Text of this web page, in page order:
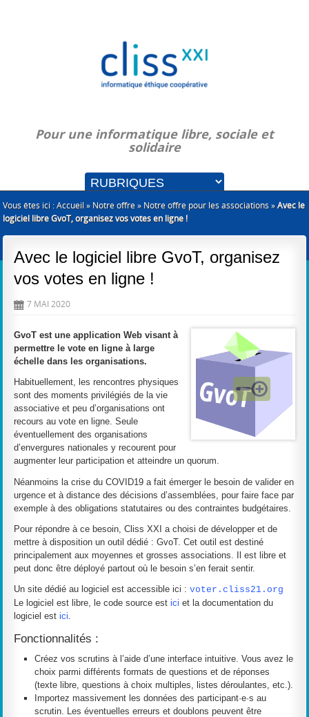
Pour une informatique libre, sociale et
solidaire
Vous êtes ici :Accueil » Notre offre » Notre offre pour les associations »Avec le
logiciel libre GvoT, organisez vos votes en ligne !
Avec le logiciel libre GvoT, organisez
vos votes en ligne !
D 7 MAI 2020
GvoT est une application Web visant à
permettre le vote en ligne à large
échelle dans les organisations.
Habituellement, les rencontres physiques
sont des moments privilégiés de la vie
associative et peu d’organisations ont
recours au vote en ligne. Seule
éventuellement des organisations
d’envergures nationales y recourent pour
augmenter leur participation et atteindre un quorum.
Néanmoins la crise du COVID19 a fait émerger le besoin de valider en
urgence et à distance des décisions d’assemblées, pour faire face par
exemple à des obligations statutaires ou des contraintes budgétaires.
Pour répondre à ce besoin, Cliss XXI a choisi de développer et de
mettre à disposition un outil dédié : GvoT. Cet outil est destiné
principalement aux moyennes et grosses associations. Il est libre et
peut donc être déployé partout où le besoin s’en ferait sentir.
Un site dédié au logiciel est accessible ici :voter.cliss21.org
Le logiciel est libre, le code source estici et la documentation du
logiciel estici.
Fonctionnalités :
Créez vos scrutins à l’aide d’une interface intuitive. Vous avez le
choix parmi différents formats de questions et de réponses
(texte libre, questions à choix multiples, listes déroulantes, etc.).
Importez massivement les données des participant·e·s au
scrutin. Les éventuelles erreurs et doublons peuvent être